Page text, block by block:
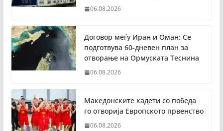
06.08.2026
Договор меѓу Иран и Оман: Се
подготвува 60-дневен план за
отворање на Ормуската Теснина
06.08.2026
Македонските кадети со победа
го отворија Европското првенство
06.08.2026